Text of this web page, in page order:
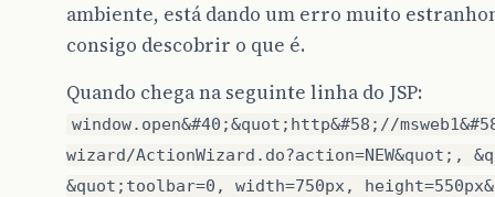
ambiente, está dando um erro muito
consigo descobrir o que é.
Quando chega na seguinte linha do JSP:
window.open&#40;&quot;http&#58;//
wizard/ActionWizard.do?action=NEW&quot;,
&quot;toolbar=0, width=750px,